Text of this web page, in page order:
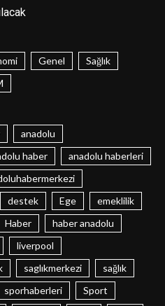
Genel
Sağlık
anadolu
haber
anadolu haberleri
destek Ege
emeklilik
Haber
haber anadolu
liverpool
saglıkmerkezi
sağlık
sporhaberleri Sport